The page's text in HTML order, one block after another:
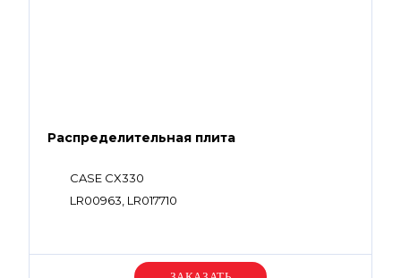
Распределительная плита
CASE CX330
LR00963, LR017710